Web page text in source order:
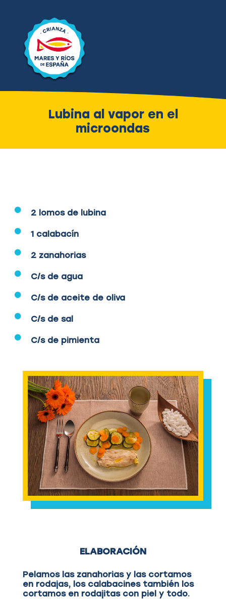
Lubina al vapor en el
microondas
2 lomos de lubina
1 calabacín
2 zanahorias
C/s de agua
C/s de aceite de oliva
C/s de sal
C/s de pimienta
ELABORACIÓN
Pelamos las zanahorias y las cortamos
en rodajas, los calabacines también los
cortamos en rodajitas con piel y todo.